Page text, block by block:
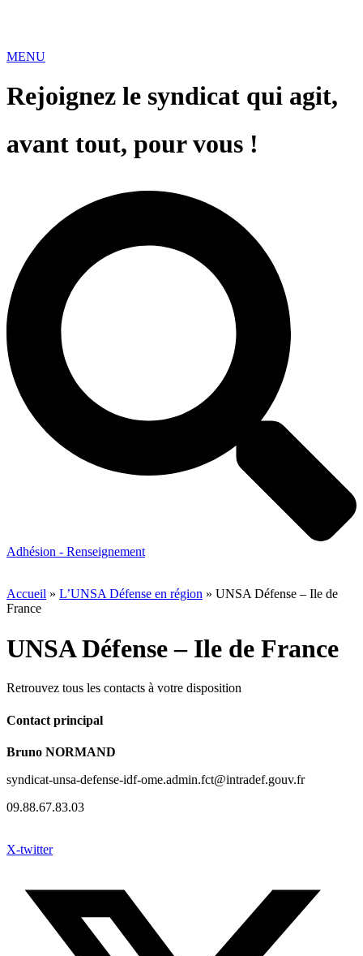
MENU
Rejoignez le syndicat qui agit,
avant tout, pour vous !
Adhésion - Renseignement
Accueil » L’UNSA Défense en région » UNSA Défense – Ile de
France
UNSA Défense – Ile de France
Retrouvez tous les contacts à votre disposition
Contact principal
Bruno NORMAND
syndicat-unsa-defense-idf-ome.admin.fct@intradef.gouv.fr
09.88.67.83.03
X-twitter